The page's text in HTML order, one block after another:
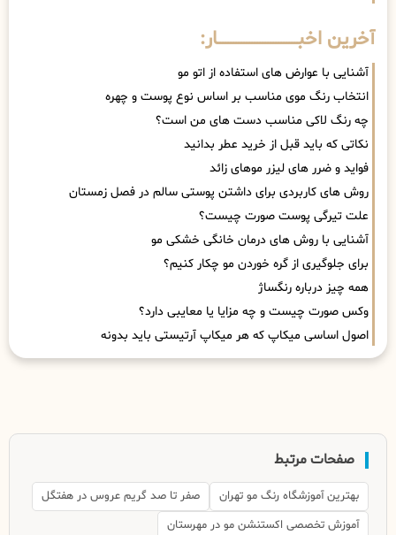
آخرین اخبــــــــــــــــــــــــــــــار:
آشنایی با عوارض های استفاده از اتو مو
انتخاب رنگ موی مناسب بر اساس نوع پوست و چهره
چه رنگ لاکی مناسب دست های من است؟
نکاتی که باید قبل از خرید عطر بدانید
فواید و ضرر های لیزر موهای زائد
روش های کاربردی برای داشتن پوستی سالم در فصل زمستان
علت تیرگی پوست صورت چیست؟
آشنایی با روش های درمان خانگی خشکی مو
برای جلوگیری از گره خوردن مو چکار کنیم؟
همه چیز درباره رنگساژ
وکس صورت چیست و چه مزایا یا معایبی دارد؟
اصول اساسی میکاپ که هر میکاپ آرتیستی باید بدونه
صفحات مرتبط
بهترین آموزشگاه رنگ مو تهران
صفر تا صد گریم عروس در هفتگل
آموزش تخصصی اکستنشن مو در مهرستان